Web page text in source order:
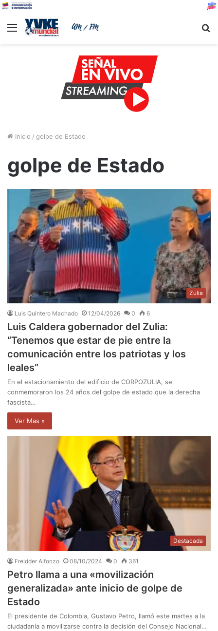
Menu
Inicio / golpe de Estado
golpe de Estado
Zulia
Luis Quintero Machado 12/04/2026 0 6
Luis Caldera gobernador del Zulia:
“Tenemos que estar de pie entre la
comunicación entre los patriotas y los
leales”
En el estacionamiento del edificio de CORPOZULIA, se
conmemoraron los 24 años del golpe de estado que la derecha
fascista…
Ver Mas »
Destacada
Freidder Alfonzo 08/10/2024 0 361
Petro llama a una «movilización
generalizada» ante inicio de golpe de
Estado
El presidente de Colombia, Gustavo Petro, llamó este martes a la
ciudadanía a movilizarse contra la decisión del Consejo Nacional…